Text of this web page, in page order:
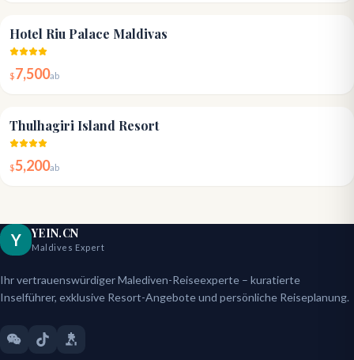
Hotel Riu Palace Maldivas
$7,500ab
Thulhagiri Island Resort
$5,200ab
Y YEIN.CN
Maldives Expert
Ihr vertrauenswürdiger Malediven-Reiseexperte – kuratierte
Inselführer, exklusive Resort-Angebote und persönliche Reiseplanung.